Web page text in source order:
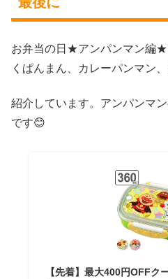
お弁当の日★アンパンマン編★
くぱんまん、カレーパンマン
紹介しています。アンパンマ
です😊
【先着】最大400円OFFク